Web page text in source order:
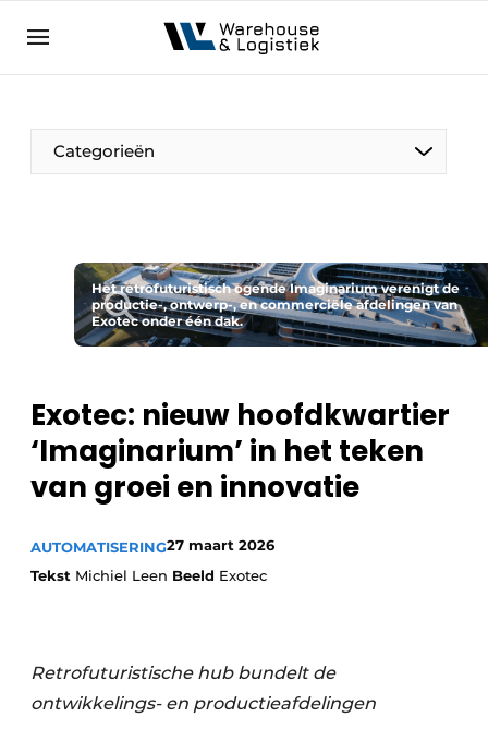
NL EN
Categorieën
Het retrofuturistisch ogende Imaginarium verenigt de
productie-, ontwerp-, en commerciële afdelingen van
Exotec onder één dak.
Exotec: nieuw hoofdkwartier
‘Imaginarium’ in het teken
van groei en innovatie
AUTOMATISERING27 maart 2026
Tekst Michiel Leen Beeld Exotec
Retrofuturistische hub bundelt de
ontwikkelings- en productieafdelingen